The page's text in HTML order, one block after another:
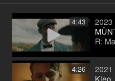
4:43
2023
R:
4:26
2021
Kleo